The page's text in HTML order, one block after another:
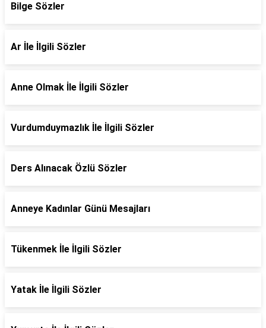
Bilge Sözler
Ar İle İlgili Sözler
Anne Olmak İle İlgili Sözler
Vurdumduymazlık İle İlgili Sözler
Ders Alınacak Özlü Sözler
Anneye Kadınlar Günü Mesajları
Tükenmek İle İlgili Sözler
Yatak İle İlgili Sözler